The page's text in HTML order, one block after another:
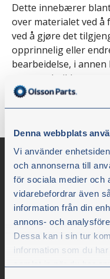
Denna webbplats
Vi använder
och annonserna till
för sociala medier och
vidarebefordrar även
information från din
annons- och
Dessa kan i sin tur
information som du
Dette innebærer
over materialet ved å
ved å gjøre det
opprinnelig eller
bearbeidelse, i
annen teknikk.
Olssons i Ellös